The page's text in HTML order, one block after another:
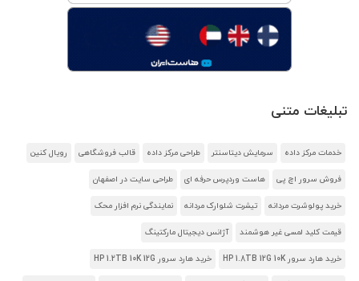
تبلیغات متنی
خدمات مرکز داده سرمایش دیتاسنتر طراحی مرکز داده قالب فروشگاهی رویال کنین
فروش سرور اچ پی هاست وردپرس حرفه ای طراحی سایت در اصفهان
خرید پولوشرت مردانه تیشرت شلوارک مردانه نمایندگی نرم افزار محک
قیمت کلید لمسی غیر هوشمند آژانس دیجیتال مارکتینگ
خرید هارد سرور HP 1.8TB 12G 10K خرید هارد سرور HP 1.2TB 10K 12G